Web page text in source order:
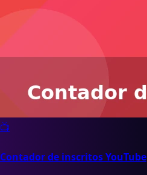
📺
Contador de inscritos YouTube